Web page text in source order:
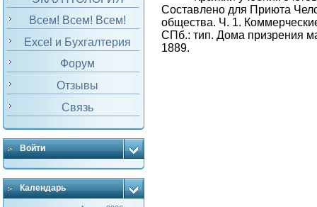
Всем! Всем! Всем!
Excel и Бухгалтерия
Форум
Отзывы
Связь
Войти
Календарь
Составлено для Приюта
общества. Ч. 1.
СПб.: тип. Дома призрения
1889.